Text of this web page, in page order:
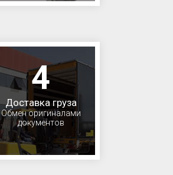
4
Доставка груза
Обмен оригиналами
документов